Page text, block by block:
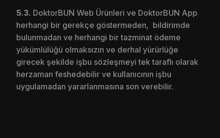
5.3. DoktorBUN Web Ürünleri ve DoktorBUN App
herhangi bir gerekçe göstermeden, bildirimde
bulunmadan ve herhangi bir tazminat ödeme
yükümlülüğü olmaksızın ve derhal yürürlüğe
girecek şekilde işbu sözleşmeyi tek taraflı olarak
herzaman feshedebilir ve kullanıcının işbu
uygulamadan yararlanmasına son verebilir.